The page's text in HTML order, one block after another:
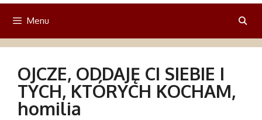
Menu
OJCZE, ODDAJĘ CI SIEBIE I
TYCH, KTÓRYCH KOCHAM,
homilia